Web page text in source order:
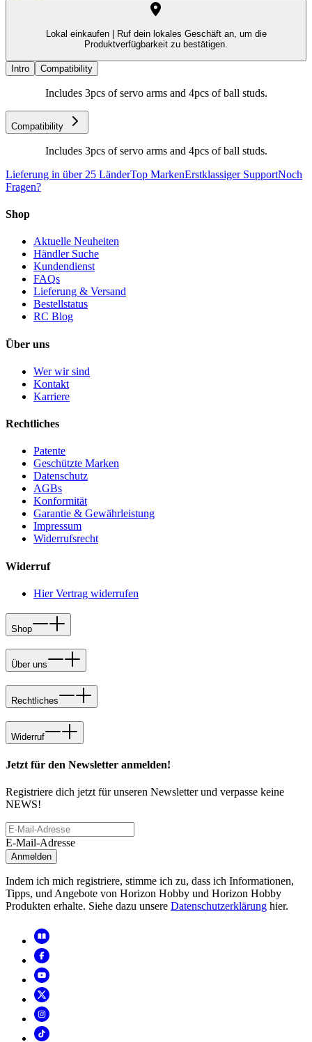
Lokal einkaufen |
Ruf dein lokales Geschäft an, um die
Produktverfügbarkeit zu bestätigen.
Intro Compatibility
Includes 3pcs of servo arms and 4pcs of ball studs.
Compatibility
Includes 3pcs of servo arms and 4pcs of ball studs.
Lieferung in über 25 LänderTop MarkenErstklassiger SupportNoch
Fragen?
Shop
Aktuelle Neuheiten
Händler Suche
Kundendienst
FAQs
Lieferung & Versand
Bestellstatus
RC Blog
Über uns
Wer wir sind
Kontakt
Karriere
Rechtliches
Patente
Geschützte Marken
Datenschutz
AGBs
Konformität
Garantie & Gewährleistung
Impressum
Widerrufsrecht
Widerruf
Hier Vertrag widerrufen
Shop
Über uns
Rechtliches
Widerruf
Jetzt für den Newsletter anmelden!
Registriere dich jetzt für unseren Newsletter und verpasse keine
NEWS!
E-Mail-Adresse
Anmelden
Indem ich mich registriere, stimme ich zu, dass ich Informationen,
Tipps, und Angebote von Horizon Hobby und Horizon Hobby
Produkten erhalte. Siehe dazu unsere Datenschutzerklärung hier.